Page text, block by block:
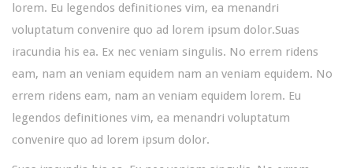
lorem. Eu legendos definitiones vim, ea menandri
voluptatum convenire quo ad lorem ipsum dolor.Suas
iracundia his ea. Ex nec veniam singulis. No errem ridens
eam, nam an veniam equidem nam an veniam equidem. No
errem ridens eam, nam an veniam equidem lorem. Eu
legendos definitiones vim, ea menandri voluptatum
convenire quo ad lorem ipsum dolor.